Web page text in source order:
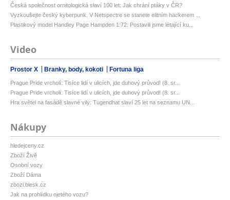
Česká společnost ornitologická slaví 100 let: Jak chrání ptáky v ČR?
Vyzkoušejte český kyberpunk. V Netspectre se stanete elitním hackerem ...
Plastikový model Handley Page Hampden 1:72: Postavili jsme létající ku...
Video
Prostor X Branky, body, kokoti Fortuna liga
Prague Pride vrcholí: Tisíce lidí v ulicích, jde duhový průvod! (8. sr...
Prague Pride vrcholí: Tisíce lidí v ulicích, jde duhový průvod! (8. sr...
Hra světel na fasádě slavné vily: Tugendhat slaví 25 let na seznamu UN...
Nákupy
hledejceny.cz
Zboží Živě
Osobní vozy
Zboží Dáma
zbozi.blesk.cz
Jak na prohlídku ojetého vozu?